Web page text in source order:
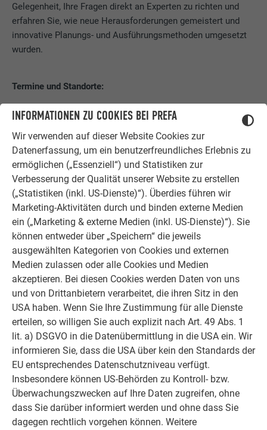
INFORMATIONEN ZU COOKIES BEI PREFA
Wir verwenden auf dieser Website Cookies zur
Datenerfassung, um ein benutzerfreundliches Erlebnis zu
ermöglichen („Essenziell“) und Statistiken zur
Verbesserung der Qualität unserer Website zu erstellen
(„Statistiken (inkl. US-Dienste)“). Überdies führen wir
Marketing-Aktivitäten durch und binden externe Medien
ein („Marketing & externe Medien (inkl. US-Dienste)“). Sie
können entweder über „Speichern“ die jeweils
ausgewählten Kategorien von Cookies und externen
Medien zulassen oder alle Cookies und Medien
akzeptieren. Bei diesen Cookies werden Daten von uns
und von Drittanbietern verarbeitet, die ihren Sitz in den
USA haben. Wenn Sie Ihre Zustimmung für alle Dienste
erteilen, so willigen Sie auch explizit nach Art. 49 Abs. 1
lit. a) DSGVO in die Datenübermittlung in die USA ein. Wir
informieren Sie, dass die USA über kein den Standards der
EU entsprechendes Datenschutzniveau verfügt.
Insbesondere können US-Behörden zu Kontroll- bzw.
Überwachungszwecken auf Ihre Daten zugreifen, ohne
dass Sie darüber informiert werden und ohne dass Sie
dagegen rechtlich vorgehen können. Weitere
Gelegenheit, Ihre Fragen direkt an Experten zu richten und
erfahren Sie, wie neue Herausforderungen gemeistert und
innovative Planungs- und Ausführungsmethoden umgesetzt
wurden.
Termine und Standorte:
05.09.2023 in Bielefeld
19.10.2023 in Leipzig
Melden Sie sich noch heute an und sichern Sie sich Ihren
Platz bei der Heinze ArchitekTOUR 2023. Wir freuen uns auf
Sie!
JETZT KOSTENFREI ANMELDEN!